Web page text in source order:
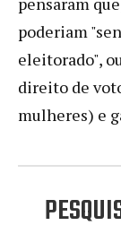
poderiam
eleitorado",
direito de
mulheres) e